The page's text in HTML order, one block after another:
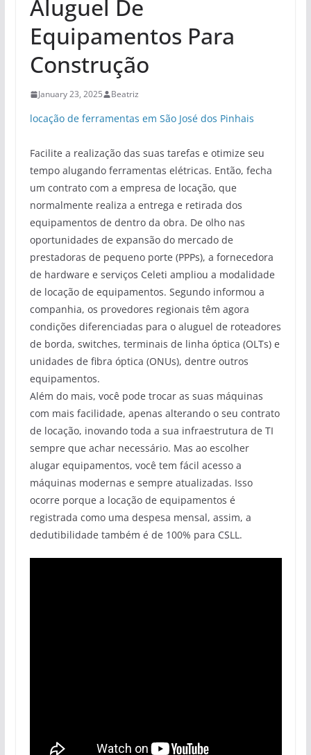
Aluguel De
Equipamentos Para
Construção
January 23, 2025 Beatriz
locação de ferramentas em São José dos Pinhais
Facilite a realização das suas tarefas e otimize seu
tempo alugando ferramentas elétricas. Então, fecha
um contrato com a empresa de locação, que
normalmente realiza a entrega e retirada dos
equipamentos de dentro da obra. De olho nas
oportunidades de expansão do mercado de
prestadoras de pequeno porte (PPPs), a fornecedora
de hardware e serviços Celeti ampliou a modalidade
de locação de equipamentos. Segundo informou a
companhia, os provedores regionais têm agora
condições diferenciadas para o aluguel de roteadores
de borda, switches, terminais de linha óptica (OLTs) e
unidades de fibra óptica (ONUs), dentre outros
equipamentos.
Além do mais, você pode trocar as suas máquinas
com mais facilidade, apenas alterando o seu contrato
de locação, inovando toda a sua infraestrutura de TI
sempre que achar necessário. Mas ao escolher
alugar equipamentos, você tem fácil acesso a
máquinas modernas e sempre atualizadas. Isso
ocorre porque a locação de equipamentos é
registrada como uma despesa mensal, assim, a
dedutibilidade também é de 100% para CSLL.